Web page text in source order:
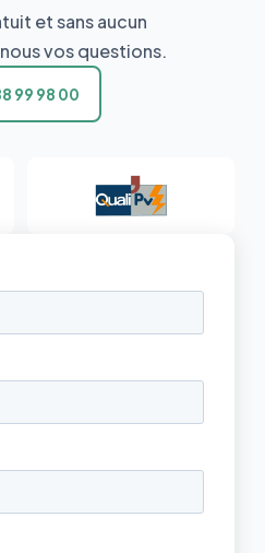
et sans aucun
vos questions.
99 98 00